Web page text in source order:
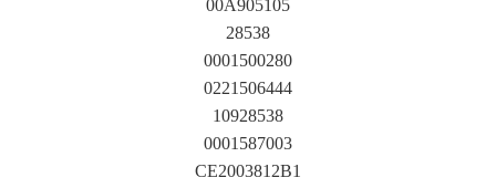
00A905105
28538
0001500280
0221506444
10928538
0001587003
CE2003812B1